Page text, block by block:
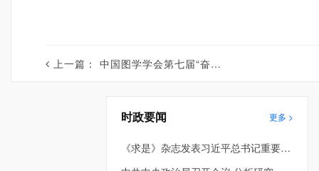
上一篇： 中国图学学会第七届“奋发图强”青年科学家论坛在辽召开
时政要闻 更多 >
《求是》杂志发表习近平总书记重要文章《在省部级主要领导干部学习贯彻党的二十届四中全会精神专题研讨班上的讲话》